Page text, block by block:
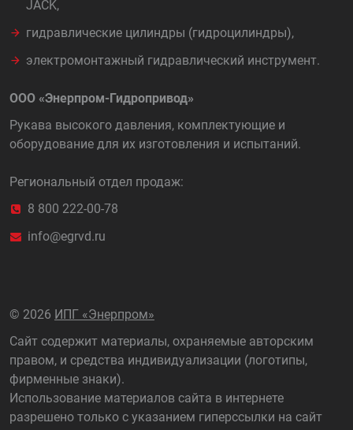
JACK,
гидравлические цилиндры (гидроцилиндры),
электромонтажный гидравлический инструмент.
ООО «Энерпром-Гидропривод»
Рукава высокого давления, комплектующие и
оборудование для их изготовления и испытаний.
Региональный отдел продаж:
8 800 222-00-78
info@egrvd.ru
© 2026 ИПГ «Энерпром»
Сайт содержит материалы, охраняемые авторским
правом, и средства индивидуализации (логотипы,
фирменные знаки).
Использование материалов сайта в интернете
разрешено только с указанием гиперссылки на сайт